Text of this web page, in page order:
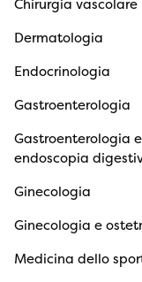
Chirurgia vascolare
Dermatologia
Endocrinologia
Gastroenterologia
Gastroenterologia
endoscopia
Ginecologia
Ginecologia e
Medicina dello